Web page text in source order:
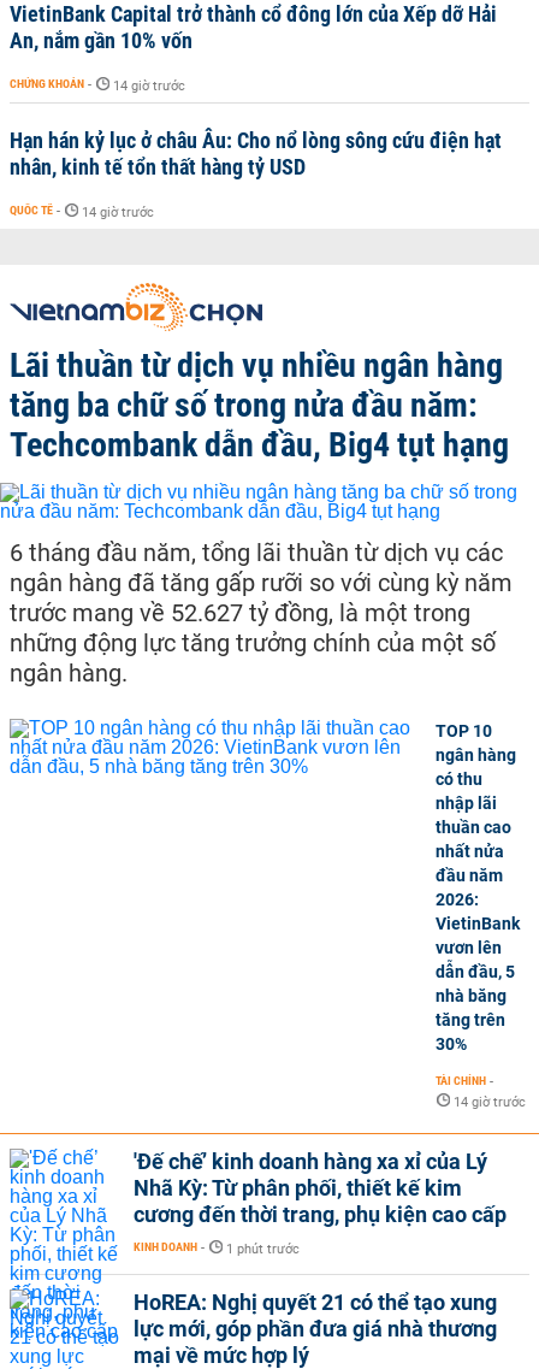
VietinBank Capital trở thành cổ đông lớn của Xếp dỡ Hải
An, nắm gần 10% vốn
CHỨNG KHOÁN - 14 giờ trước
Hạn hán kỷ lục ở châu Âu: Cho nổ lòng sông cứu điện hạt
nhân, kinh tế tổn thất hàng tỷ USD
QUỐC TẾ - 14 giờ trước
Lãi thuần từ dịch vụ nhiều ngân hàng
tăng ba chữ số trong nửa đầu năm:
Techcombank dẫn đầu, Big4 tụt hạng
6 tháng đầu năm, tổng lãi thuần từ dịch vụ các
ngân hàng đã tăng gấp rưỡi so với cùng kỳ năm
trước mang về 52.627 tỷ đồng, là một trong
những động lực tăng trưởng chính của một số
ngân hàng.
TOP 10
ngân hàng
có thu
nhập lãi
thuần cao
nhất nửa
đầu năm
2026:
VietinBank
vươn lên
dẫn đầu, 5
nhà băng
tăng trên
30%
TÀI CHÍNH -
14 giờ trước
'Đế chế’ kinh doanh hàng xa xỉ của Lý
Nhã Kỳ: Từ phân phối, thiết kế kim
cương đến thời trang, phụ kiện cao cấp
KINH DOANH - 1 phút trước
HoREA: Nghị quyết 21 có thể tạo xung
lực mới, góp phần đưa giá nhà thương
mại về mức hợp lý